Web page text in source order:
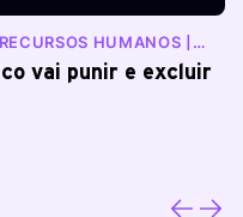
HUMANOS |
vai punir e excluir